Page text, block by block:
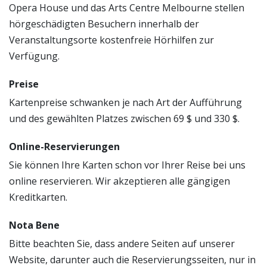
Opera House und das Arts Centre Melbourne stellen
hörgeschädigten Besuchern innerhalb der
Veranstaltungsorte kostenfreie Hörhilfen zur
Verfügung.
Preise
Kartenpreise schwanken je nach Art der Aufführung
und des gewählten Platzes zwischen 69 $ und 330 $.
Online-Reservierungen
Sie können Ihre Karten schon vor Ihrer Reise bei uns
online reservieren. Wir akzeptieren alle gängigen
Kreditkarten.
Nota Bene
Bitte beachten Sie, dass andere Seiten auf unserer
Website, darunter auch die Reservierungsseiten, nur in